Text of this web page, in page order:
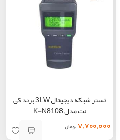
تستر شبکه دیجیتال 3LW برند کی
نت مدل K-N8108
۷,۷۰۰,۰۰۰تومان